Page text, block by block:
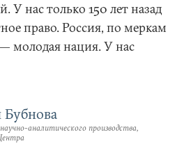
У нас только 150 лет назад
право. Россия, по меркам
молодая нация. У нас
Бубнова
аналитического производства,